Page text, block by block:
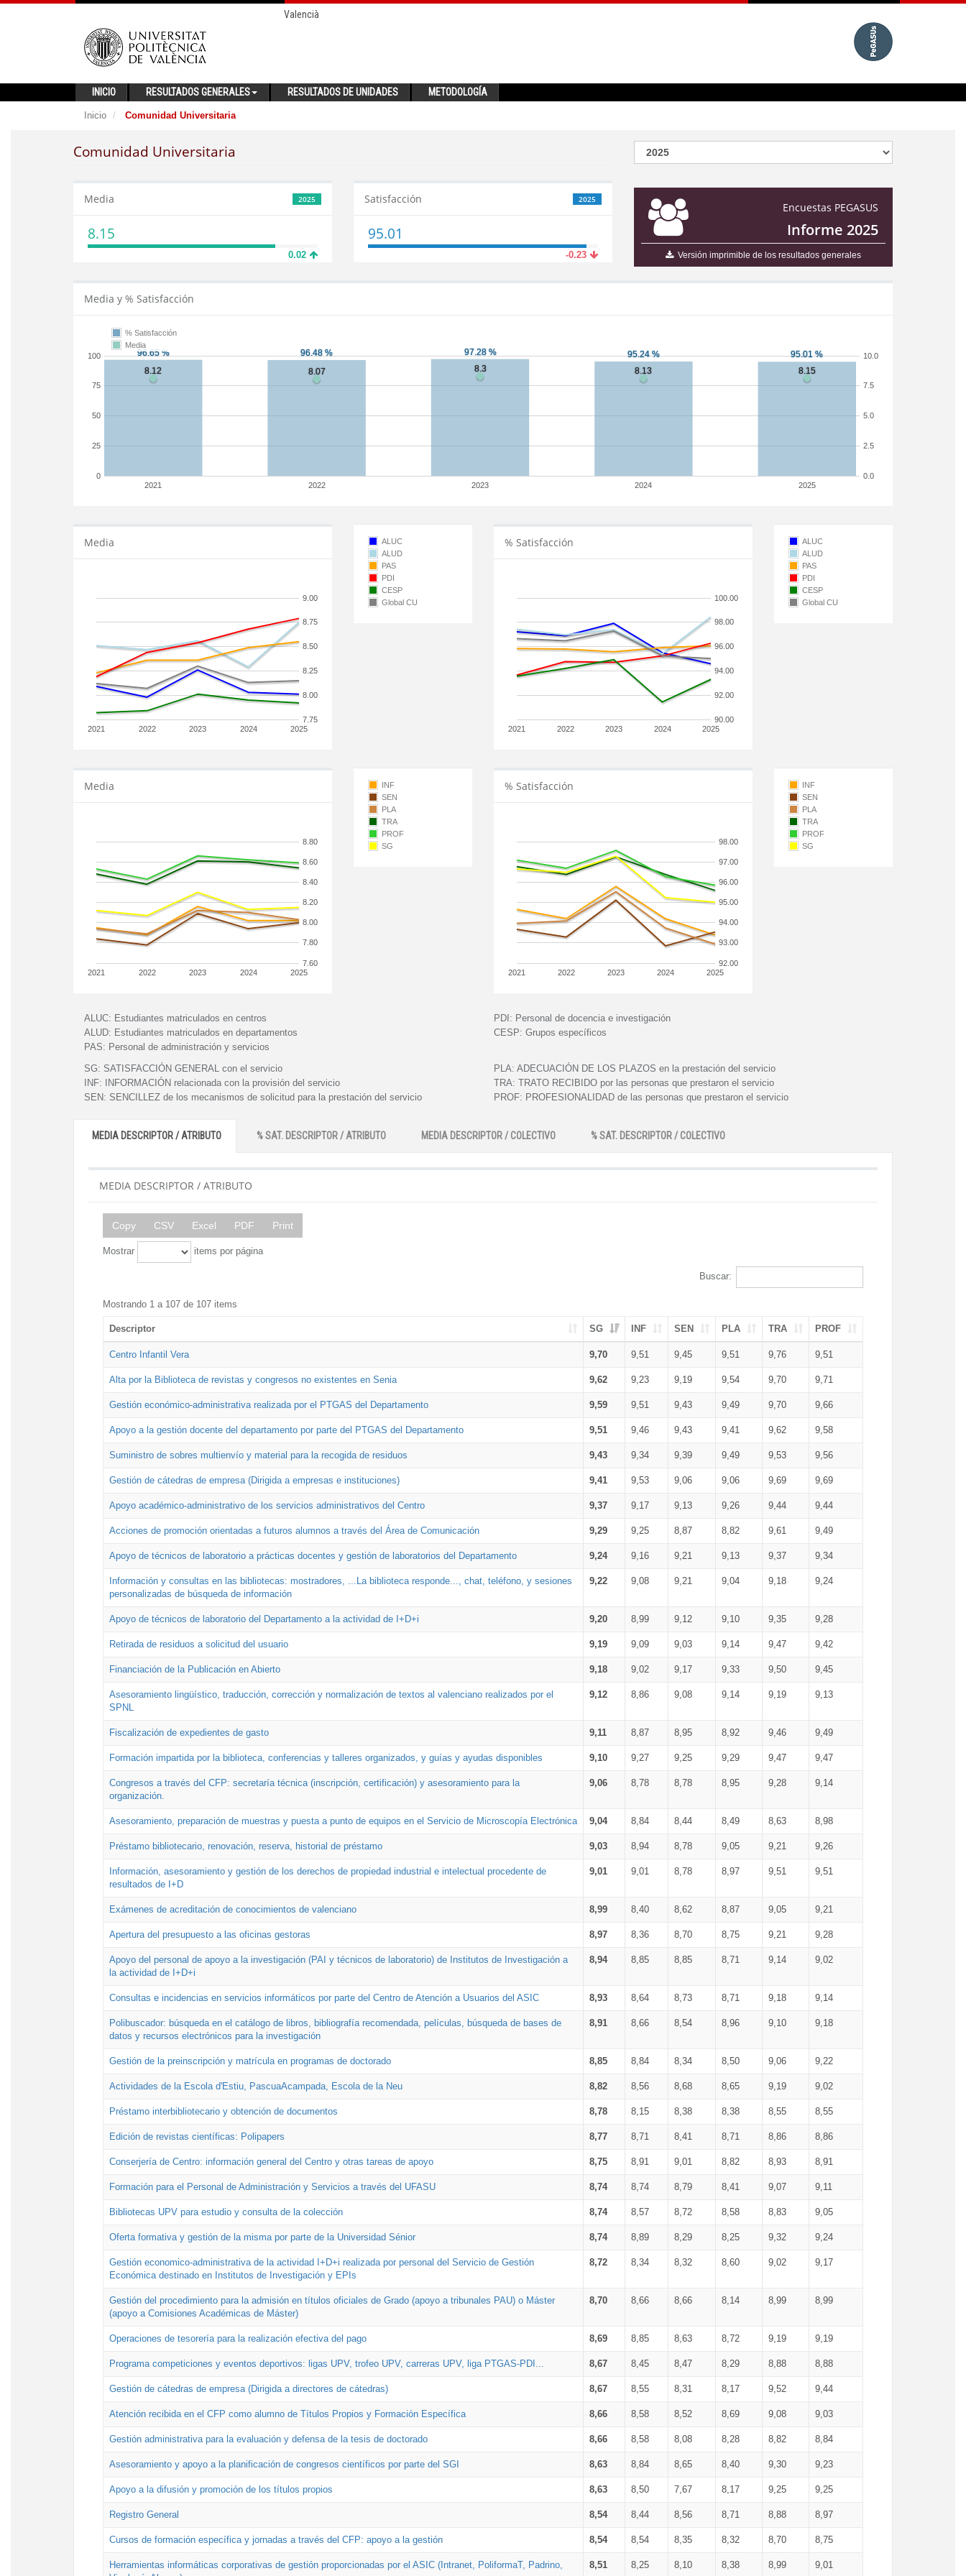
Valencià
INICIO RESULTADOS GENERALES RESULTADOS DE UNIDADES METODOLOGÍA
Inicio Comunidad Universitaria
Comunidad Universitaria
Encuestas PEGASUS
Informe 2025
Versión imprimible de los resultados generales
2025
Media
8.15
0.02
2025
Satisfacción
95.01
-0.23
Media y % Satisfacción
2021 2022 2023 2024 2025
0
25
50
75
100
0.0
2.5
5.0
7.5
10.0
% Satisfacción
Media
Media
2021 2022 2023 2024 2025
7.75
8.00
8.25
8.50
8.75
9.00
ALUC
ALUD
PAS
PDI
CESP
Global CU
% Satisfacción
2021 2022 2023 2024 2025
90.00
92.00
94.00
96.00
98.00
100.00
ALUC
ALUD
PAS
PDI
CESP
Global CU
Media
2021 2022 2023 2024 2025
7.60
7.80
8.00
8.20
8.40
8.60
8.80
INF
SEN
PLA
TRA
PROF
SG
% Satisfacción
2021 2022 2023 2024 2025
92.00
93.00
94.00
95.00
96.00
97.00
98.00
INF
SEN
PLA
TRA
PROF
SG
ALUC: Estudiantes matriculados en centros
ALUD: Estudiantes matriculados en departamentos
PAS: Personal de administración y servicios
PDI: Personal de docencia e investigación
CESP: Grupos específicos
SG: SATISFACCIÓN GENERAL con el servicio
INF:
INFORMACIÓN relacionada con la provisión del servicio
SEN: SENCILLEZ de los mecanismos de solicitud para la prestación del servicio
PLA: ADECUACIÓN DE LOS PLAZOS en la prestación del servicio
TRA: TRATO RECIBIDO por las personas que prestaron el servicio
PROF: PROFESIONALIDAD de las personas que prestaron el servicio
MEDIA DESCRIPTOR / ATRIBUTO % SAT. DESCRIPTOR / ATRIBUTO MEDIA DESCRIPTOR / COLECTIVO % SAT. DESCRIPTOR / COLECTIVO
MEDIA DESCRIPTOR / ATRIBUTO
Copy CSV Excel PDF Print
Mostrar items por página
Buscar:
Mostrando 1 a 107 de 107 items
Descriptor SG INF SEN PLA TRA PROF
Centro Infantil Vera 9,70 9,51 9,45 9,51 9,76 9,51
Alta por la Biblioteca de revistas y congresos no existentes en Senia 9,62 9,23 9,19 9,54 9,70 9,71
Gestión económico-administrativa realizada por el PTGAS del Departamento 9,59 9,51 9,43 9,49 9,70 9,66
Apoyo a la gestión docente del departamento por parte del PTGAS del Departamento 9,51 9,46 9,43 9,41 9,62 9,58
Suministro de sobres multienvío y material para la recogida de residuos 9,43 9,34 9,39 9,49 9,53 9,56
Gestión de cátedras de empresa (Dirigida a empresas e instituciones) 9,41 9,53 9,06 9,06 9,69 9,69
Apoyo académico-administrativo de los servicios administrativos del Centro 9,37 9,17 9,13 9,26 9,44 9,44
Acciones de promoción orientadas a futuros alumnos a través del Área de Comunicación 9,29 9,25 8,87 8,82 9,61 9,49
Apoyo de técnicos de laboratorio a prácticas docentes y gestión de laboratorios del Departamento 9,24 9,16 9,21 9,13 9,37 9,34
Información y consultas en las bibliotecas: mostradores, ...La biblioteca responde..., chat, teléfono, y sesiones
personalizadas de búsqueda de información
9,22 9,08 9,21 9,04 9,18 9,24
Apoyo de técnicos de laboratorio del Departamento a la actividad de I+D+i 9,20 8,99 9,12 9,10 9,35 9,28
Retirada de residuos a solicitud del usuario 9,19 9,09 9,03 9,14 9,47 9,42
Financiación de la Publicación en Abierto 9,18 9,02 9,17 9,33 9,50 9,45
Asesoramiento lingüístico, traducción, corrección y normalización de textos al valenciano realizados por el
SPNL
9,12 8,86 9,08 9,14 9,19 9,13
Fiscalización de expedientes de gasto 9,11 8,87 8,95 8,92 9,46 9,49
Formación impartida por la biblioteca, conferencias y talleres organizados, y guías y ayudas disponibles 9,10 9,27 9,25 9,29 9,47 9,47
Congresos a través del CFP: secretaría técnica (inscripción, certificación) y asesoramiento para la
organización.
9,06 8,78 8,78 8,95 9,28 9,14
Asesoramiento, preparación de muestras y puesta a punto de equipos en el Servicio de Microscopía Electrónica 9,04 8,84 8,44 8,49 8,63 8,98
Préstamo bibliotecario, renovación, reserva, historial de préstamo 9,03 8,94 8,78 9,05 9,21 9,26
Información, asesoramiento y gestión de los derechos de propiedad industrial e intelectual procedente de
resultados de I+D
9,01 9,01 8,78 8,97 9,51 9,51
Exámenes de acreditación de conocimientos de valenciano 8,99 8,40 8,62 8,87 9,05 9,21
Apertura del presupuesto a las oficinas gestoras 8,97 8,36 8,70 8,75 9,21 9,28
Apoyo del personal de apoyo a la investigación (PAI y técnicos de laboratorio) de Institutos de Investigación a
la actividad de I+D+i
8,94 8,85 8,85 8,71 9,14 9,02
Consultas e incidencias en servicios informáticos por parte del Centro de Atención a Usuarios del ASIC 8,93 8,64 8,73 8,71 9,18 9,14
Polibuscador: búsqueda en el catálogo de libros, bibliografía recomendada, películas, búsqueda de bases de
datos y recursos electrónicos para la investigación
8,91 8,66 8,54 8,96 9,10 9,18
Gestión de la preinscripción y matrícula en programas de doctorado 8,85 8,84 8,34 8,50 9,06 9,22
Actividades de la Escola d'Estiu, PascuaAcampada, Escola de la Neu 8,82 8,56 8,68 8,65 9,19 9,02
Préstamo interbibliotecario y obtención de documentos 8,78 8,15 8,38 8,38 8,55 8,55
Edición de revistas científicas: Polipapers 8,77 8,71 8,41 8,71 8,86 8,86
Conserjería de Centro: información general del Centro y otras tareas de apoyo 8,75 8,91 9,01 8,82 8,93 8,91
Formación para el Personal de Administración y Servicios a través del UFASU 8,74 8,74 8,79 8,41 9,07 9,11
Bibliotecas UPV para estudio y consulta de la colección 8,74 8,57 8,72 8,58 8,83 9,05
Oferta formativa y gestión de la misma por parte de la Universidad Sénior 8,74 8,89 8,29 8,25 9,32 9,24
Gestión economico-administrativa de la actividad I+D+i realizada por personal del Servicio de Gestión
Económica destinado en Institutos de Investigación y EPIs
8,72 8,34 8,32 8,60 9,02 9,17
Gestión del procedimiento para la admisión en títulos oficiales de Grado (apoyo a tribunales PAU) o Máster
(apoyo a Comisiones Académicas de Máster)
8,70 8,66 8,66 8,14 8,99 8,99
Operaciones de tesorería para la realización efectiva del pago 8,69 8,85 8,63 8,72 9,19 9,19
Programa competiciones y eventos deportivos: ligas UPV, trofeo UPV, carreras UPV, liga PTGAS-PDI... 8,67 8,45 8,47 8,29 8,88 8,88
Gestión de cátedras de empresa (Dirigida a directores de cátedras) 8,67 8,55 8,31 8,17 9,52 9,44
Atención recibida en el CFP como alumno de Títulos Propios y Formación Específica 8,66 8,58 8,52 8,69 9,08 9,03
Gestión administrativa para la evaluación y defensa de la tesis de doctorado 8,66 8,58 8,08 8,28 8,82 8,84
Asesoramiento y apoyo a la planificación de congresos científicos por parte del SGI 8,63 8,84 8,65 8,40 9,30 9,23
Apoyo a la difusión y promoción de los títulos propios 8,63 8,50 7,67 8,17 9,25 9,25
Registro General 8,54 8,44 8,56 8,71 8,88 8,97
Cursos de formación específica y jornadas a través del CFP: apoyo a la gestión 8,54 8,54 8,35 8,32 8,70 8,75
Herramientas informáticas corporativas de gestión proporcionadas por el ASIC (Intranet, PoliformaT, Padrino,
8,51 8,25 8,10 8,38 8,99 9,01